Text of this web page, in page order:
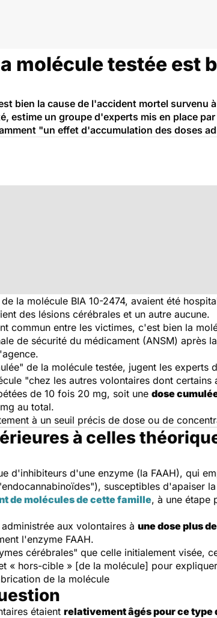
molécule testée est
bien la cause de l'accident mortel survenu
estime un groupe d'experts mis en place
"un effet d'accumulation des doses
la molécule BIA 10-2474, avaient été
des lésions cérébrales et un autre aucune.
commun entre les victimes, c'est bien la
de sécurité du médicament (ANSM) après
de la molécule testée, jugent les experts
"chez les autres volontaires dont certains
de 10 fois 20 mg, soit une dose
au total.
à un seuil précis de dose ou de
à celles
d'inhibiteurs d'une enzyme (la FAAH), qui
susceptibles d'apaiser
de molécules de cette famille, à une étape
aux volontaires à une dose plus
l'enzyme FAAH.
cérébrales" que celle initialement visée,
« hors-cible » [de la molécule] pour
de la molécule
étaient relativement âgés pour ce type